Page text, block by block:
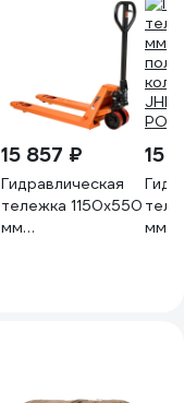
15 857 ₽
Гидравлическая
тележка 1150x550
мм
15
мм